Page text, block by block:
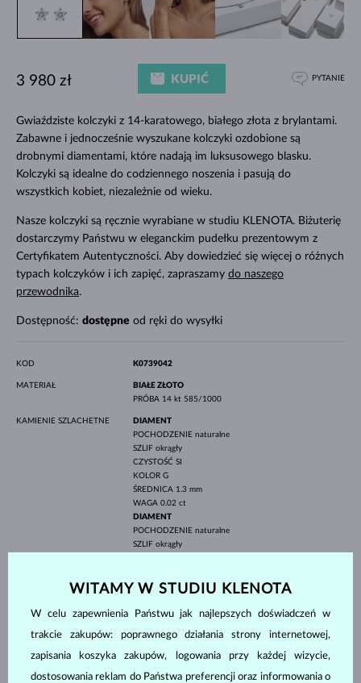
Gwiaździste kolczyki z 14-karatowego, białego złota z brylantami.
Zabawne i jednocześnie wyszukane kolczyki ozdobione są
drobnymi diamentami, które nadają im luksusowego blasku.
Kolczyki są idealne do codziennego noszenia i pasują do
wszystkich kobiet, niezależnie od wieku.
Nasze kolczyki są ręcznie wyrabiane w studiu KLENOTA. Biżuterię
dostarczymy Państwu w eleganckim pudełku prezentowym z
Certyfikatem Autentyczności. Aby dowiedzieć się więcej o różnych
typach kolczyków i ich zapięć, zapraszamy do naszego
przewodnika.
Dostępność: dostępne od ręki do wysyłki
3 980 zł KUPIĆ PYTANIE
KOD K0739042
MATERIAŁ
BIAŁE ZŁOTO
PRÓBA 14 kt 585/1000
KAMIENIE SZLACHETNE
DIAMENT
POCHODZENIE naturalne
SZLIF okrągły
CZYSTOŚĆ SI
KOLOR G
ŚREDNICA 1.3 mm
WAGA 0.02 ct
DIAMENT
POCHODZENIE naturalne
SZLIF okrągły
ŚREDNICA1.5 mm
5.50 mm
WITAMY W STUDIU KLENOTA
W celu zapewnienia Państwu jak najlepszych doświadczeń w
trakcie zakupów: poprawnego działania strony internetowej,
zapisania koszyka zakupów, logowania przy każdej wizycie,
dostosowania reklam do Państwa preferencji oraz informowania o